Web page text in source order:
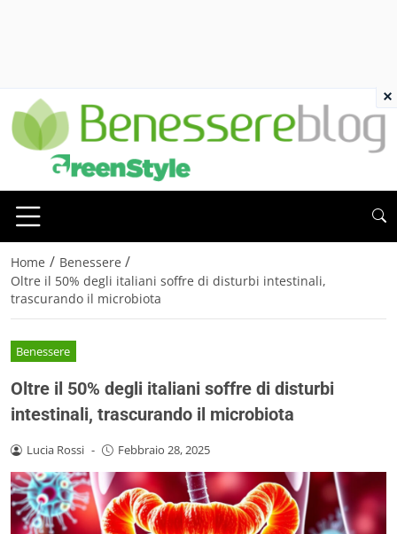
Home / Benessere /
Oltre il 50% degli italiani soffre di disturbi intestinali,
trascurando il microbiota
Benessere
Oltre il 50% degli italiani soffre di disturbi
intestinali, trascurando il microbiota
Lucia Rossi - Febbraio 28, 2025
×